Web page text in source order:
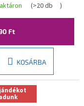
100
100-000-01-
(>20 db )
Ft
KOSÁRBA